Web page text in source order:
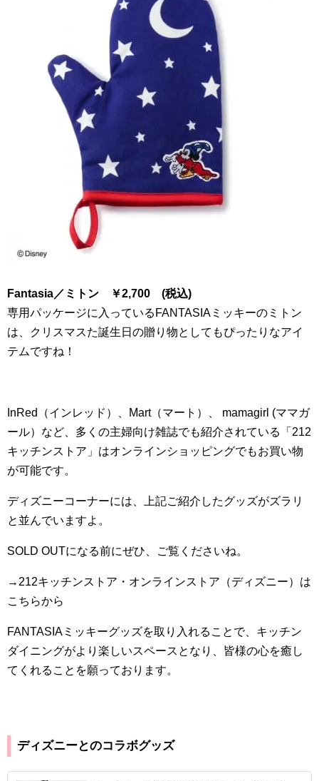
Fantasia／ミトン ￥2,700 (税込)
専用パッケージに入っているFANTASIAミッキーのミトン
は、クリスマスた誕生日の贈り物としてもぴったりなアイ
テムですね！
InRed （インレッド）、 Mart（マート）、 mamagirl (ママガ
ール）など、多くの主婦向け雑誌でも紹介されている「 212
キッチンストア」はオンラインショッピングでもお買い物
が可能です。
ディズニーコーナーには、上記ご紹介したグッズがズラリ
と並んでいますよ。
SOLD OUTになる前にぜひ、ご覧くださいね。
→212キッチンストア・オンラインストア（ディズニー）は
こちらから
FANTASIA ミッキーグッズを取り入れることで、キッチン
ダイニングがより楽しいスペースとなり、皆様の心を癒し
てくれることを願っております。
ディズニーとのコラボグッズ